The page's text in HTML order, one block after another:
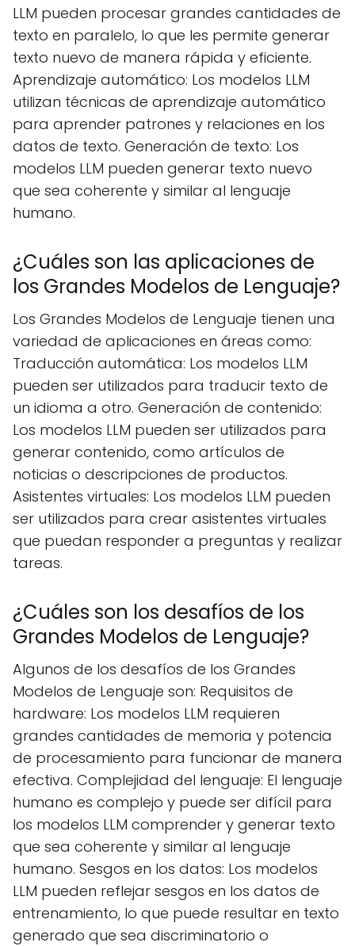
LLM pueden procesar grandes cantidades de
texto en paralelo, lo que les permite generar
texto nuevo de manera rápida y eficiente.
Aprendizaje automático: Los modelos LLM
utilizan técnicas de aprendizaje automático
para aprender patrones y relaciones en los
datos de texto. Generación de texto: Los
modelos LLM pueden generar texto nuevo
que sea coherente y similar al lenguaje
humano.
¿Cuáles son las aplicaciones de
los Grandes Modelos de Lenguaje?
Los Grandes Modelos de Lenguaje tienen una
variedad de aplicaciones en áreas como:
Traducción automática: Los modelos LLM
pueden ser utilizados para traducir texto de
un idioma a otro. Generación de contenido:
Los modelos LLM pueden ser utilizados para
generar contenido, como artículos de
noticias o descripciones de productos.
Asistentes virtuales: Los modelos LLM pueden
ser utilizados para crear asistentes virtuales
que puedan responder a preguntas y realizar
tareas.
¿Cuáles son los desafíos de los
Grandes Modelos de Lenguaje?
Algunos de los desafíos de los Grandes
Modelos de Lenguaje son: Requisitos de
hardware: Los modelos LLM requieren
grandes cantidades de memoria y potencia
de procesamiento para funcionar de manera
efectiva. Complejidad del lenguaje: El lenguaje
humano es complejo y puede ser difícil para
los modelos LLM comprender y generar texto
que sea coherente y similar al lenguaje
humano. Sesgos en los datos: Los modelos
LLM pueden reflejar sesgos en los datos de
entrenamiento, lo que puede resultar en texto
generado que sea discriminatorio o